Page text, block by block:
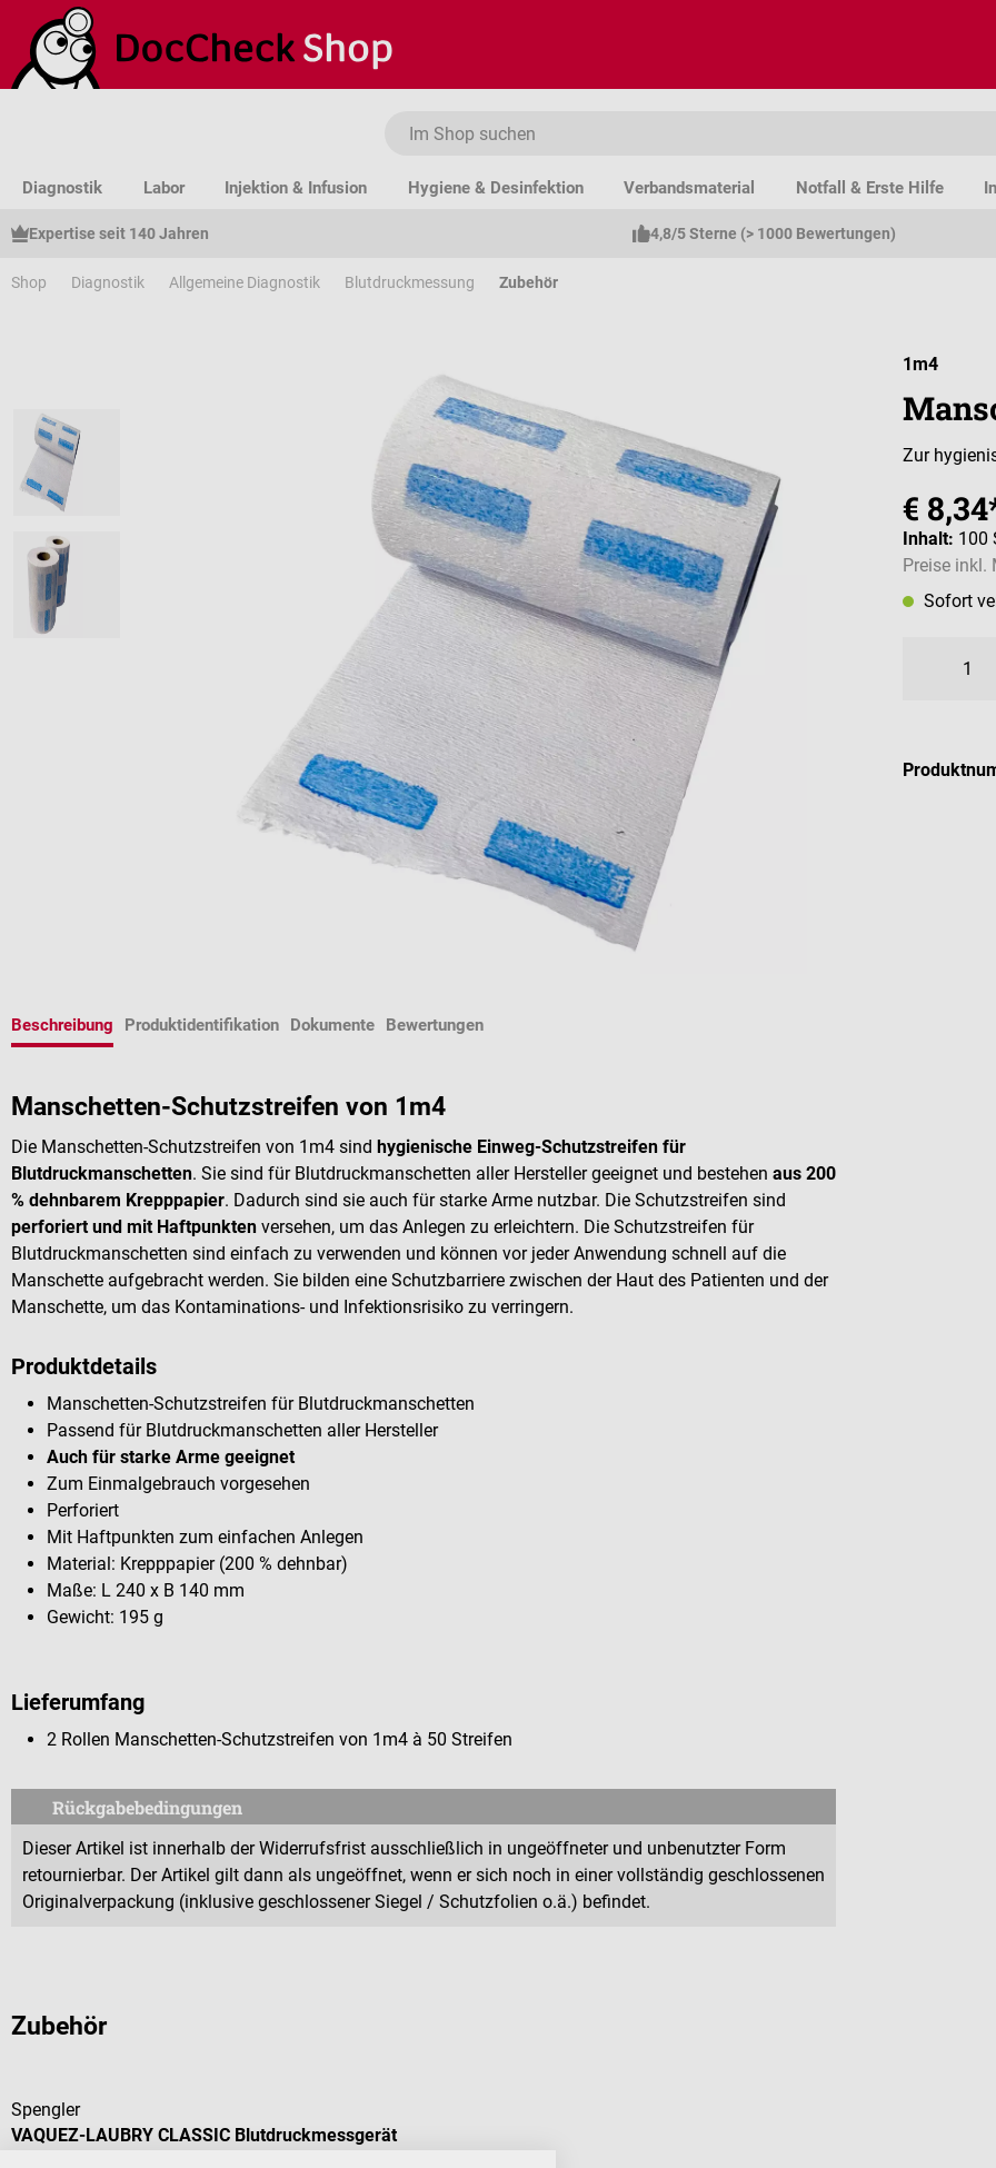
Hauptinhalt springen
Zur Suche springen
Zur Hauptnavigation springen
Diagnostik Labor Injektion & Infusion Hygiene & Desinfektion Verbandsmaterial Notfall & Erste Hilfe
Expertise seit 140 Jahren 4,8/5 Sterne (> 1000 Bewertungen)
Shop Diagnostik Allgemeine Diagnostik Blutdruckmessung Zubehör
1m4
Zur
€
Inhalt: 100
Preise inkl.
Sofort
Beschreibung Produktidentifikation Dokumente Bewertungen
Manschetten-Schutzstreifen von 1m4
Die Manschetten-Schutzstreifen von 1m4 sind hygienische Einweg-Schutzstreifen für
Blutdruckmanschetten. Sie sind für Blutdruckmanschetten aller Hersteller geeignet und bestehen aus 200
% dehnbarem Krepppapier. Dadurch sind sie auch für starke Arme nutzbar. Die Schutzstreifen sind
perforiert und mit Haftpunkten versehen, um das Anlegen zu erleichtern. Die Schutzstreifen für
Blutdruckmanschetten sind einfach zu verwenden und können vor jeder Anwendung schnell auf die
Manschette aufgebracht werden. Sie bilden eine Schutzbarriere zwischen der Haut des Patienten und der
Manschette, um das Kontaminations- und Infektionsrisiko zu verringern.
Produktdetails
Manschetten-Schutzstreifen für Blutdruckmanschetten
Passend für Blutdruckmanschetten aller Hersteller
Auch für starke Arme geeignet
Zum Einmalgebrauch vorgesehen
Perforiert
Mit Haftpunkten zum einfachen Anlegen
Material: Krepppapier (200 % dehnbar)
Maße: L 240 x B 140 mm
Gewicht: 195 g
Lieferumfang
2 Rollen Manschetten-Schutzstreifen von 1m4 à 50 Streifen
Rückgabebedingungen
Dieser Artikel ist innerhalb der Widerrufsfrist ausschließlich in ungeöffneter und unbenutzter Form
retournierbar. Der Artikel gilt dann als ungeöffnet, wenn er sich noch in einer vollständig geschlossenen
Originalverpackung (inklusive geschlossener Siegel / Schutzfolien o.ä.) befindet.
Zubehör
Spengler
VAQUEZ-LAUBRY CLASSIC Blutdruckmessgerät